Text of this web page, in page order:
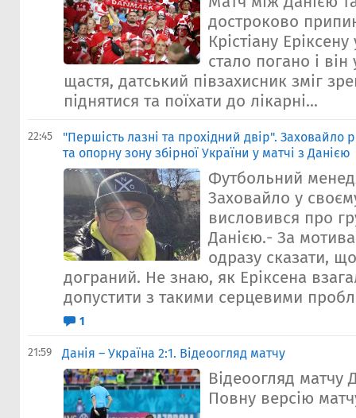
достроково
Крістіану
стало погано і
щастя, датський півзахисник зміг
піднятися та поїхати до лікарні...
22:45
"Першість лазні та прохідний двір". Заховайло
та опорну зону збірної України у матчі з Данією
Футбольний
Заховайло у
висловився про
Данією.- За
одразу сказати,
дограний. Не знаю, як Еріксена
допустити з такими серцевими
1
21:59 Данія – Україна 2:1. Відеоогляд матчу
Відеоогляд матчу
Повну версію